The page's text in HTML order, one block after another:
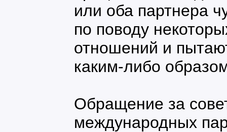
или оба партнера
по поводу
отношений и
каким-либо
Обращение за
международных